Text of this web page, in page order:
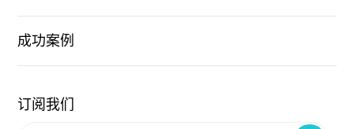
成功案例
订阅我们